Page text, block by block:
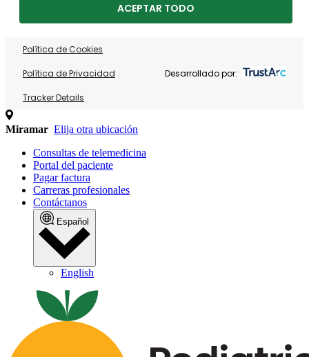
ACEPTAR TODO
Política de Cookies
Política de Privacidad
Tracker Details
Desarrollado por:
Miramar Elija otra ubicación
Consultas de telemedicina
Portal del paciente
Pagar factura
Carreras profesionales
Contáctanos
Español
English